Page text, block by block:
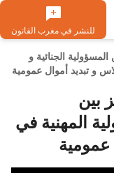
للنشر في مغرب القانون
الجنائية و
و تبديد أموال عمومية
بين
المهنية في
عمومية